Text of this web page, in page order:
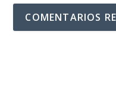
COMENTARIOS